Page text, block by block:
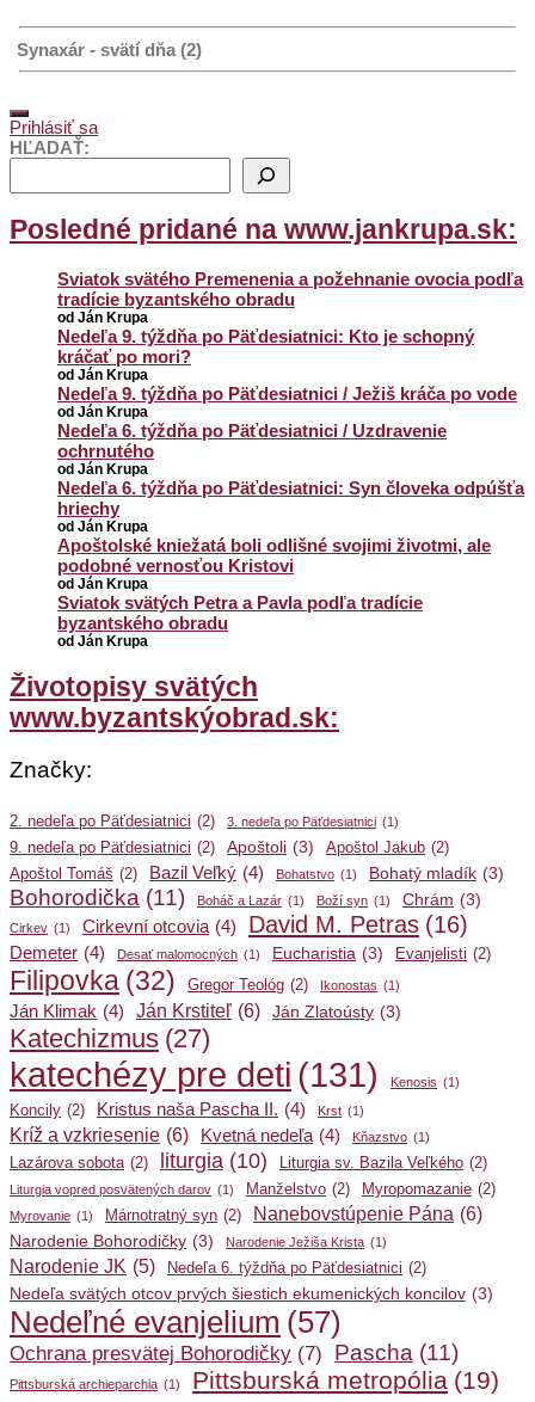
Synaxár - svätí dňa (2)
Prihlásiť sa
HĽADAŤ:
Posledné pridané na www.jankrupa.sk:
Sviatok svätého Premenenia a požehnanie ovocia podľa
tradície byzantského obradu
od Ján Krupa
Nedeľa 9. týždňa po Päťdesiatnici: Kto je schopný
kráčať po mori?
od Ján Krupa
Nedeľa 9. týždňa po Päťdesiatnici / Ježiš kráča po vode
od Ján Krupa
Nedeľa 6. týždňa po Päťdesiatnici / Uzdravenie
ochrnutého
od Ján Krupa
Nedeľa 6. týždňa po Päťdesiatnici: Syn človeka odpúšťa
hriechy
od Ján Krupa
Apoštolské kniežatá boli odlišné svojimi životmi, ale
podobné vernosťou Kristovi
od Ján Krupa
Sviatok svätých Petra a Pavla podľa tradície
byzantského obradu
od Ján Krupa
Životopisy svätých
www.byzantskýobrad.sk:
Značky:
2. nedeľa po Päťdesiatnici (2) 3. nedeľa po Päťdesiatnici (1)
9. nedeľa po Päťdesiatnici (2) Apoštoli (3) Apoštol Jakub (2)
Apoštol Tomáš (2) Bazil Veľký (4) Bohatstvo (1) Bohatý mladík (3)
Bohorodička (11) Boháč a Lazár (1) Boží syn (1) Chrám (3)
Cirkev (1) Cirkevní otcovia (4) David M. Petras (16)
Demeter (4) Desať malomocných (1) Eucharistia (3) Evanjelisti (2)
Filipovka (32) Gregor Teológ (2) Ikonostas (1)
Ján Klimak (4) Ján Krstiteľ (6) Ján Zlatoústy (3)
Katechizmus (27)
katechézy pre deti (131) Kenosis (1)
Koncily (2) Kristus naša Pascha II. (4) Krst (1)
Kríž a vzkriesenie (6) Kvetná nedeľa (4) Kňazstvo (1)
Lazárova sobota (2) liturgia (10) Liturgia sv. Bazila Veľkého (2)
Liturgia vopred posvätených darov (1) Manželstvo (2) Myropomazanie (2)
Myrovanie (1) Márnotratný syn (2) Nanebovstúpenie Pána (6)
Narodenie Bohorodičky (3) Narodenie Ježiša Krista (1)
Narodenie JK (5) Nedeľa 6. týždňa po Päťdesiatnici (2)
Nedeľa svätých otcov prvých šiestich ekumenických koncilov (3)
Nedeľné evanjelium (57)
Ochrana presvätej Bohorodičky (7) Pascha (11)
Pittsburská archieparchia (1) Pittsburská metropólia (19)